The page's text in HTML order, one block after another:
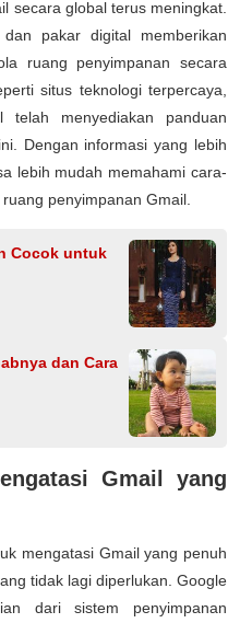
secara global terus meningkat.
pakar digital memberikan
ruang penyimpanan secara
situs teknologi terpercaya,
menyediakan panduan
Dengan informasi yang lebih
lebih mudah memahami cara-
penyimpanan Gmail.
Cocok untuk
dan Cara
Gmail yang
mengatasi Gmail yang penuh
tidak lagi diperlukan. Google
dari sistem penyimpanan